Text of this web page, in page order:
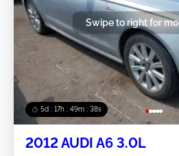
5d : 17h : 49m : 37s
Swipe to right for
2012 AUDI A6 3.0L